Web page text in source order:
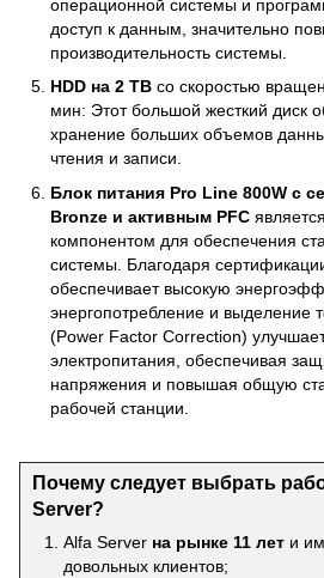
операционной системы и
доступ к данным, значительно
производительность системы.
HDD на 2 TB со скоростью
мин: Этот большой жесткий диск
хранение больших объемов
чтения и записи.
Блок питания Pro Line 800W с
Bronze и активным PFC
компонентом для обеспечения
системы. Благодаря
обеспечивает высокую
энергопотребление и выделение
(Power Factor Correction)
электропитания, обеспечивая
напряжения и повышая общую
рабочей станции.
Почему следует выбрать
Server?
Alfa Server на рынке 11 лет и
довольных клиентов;